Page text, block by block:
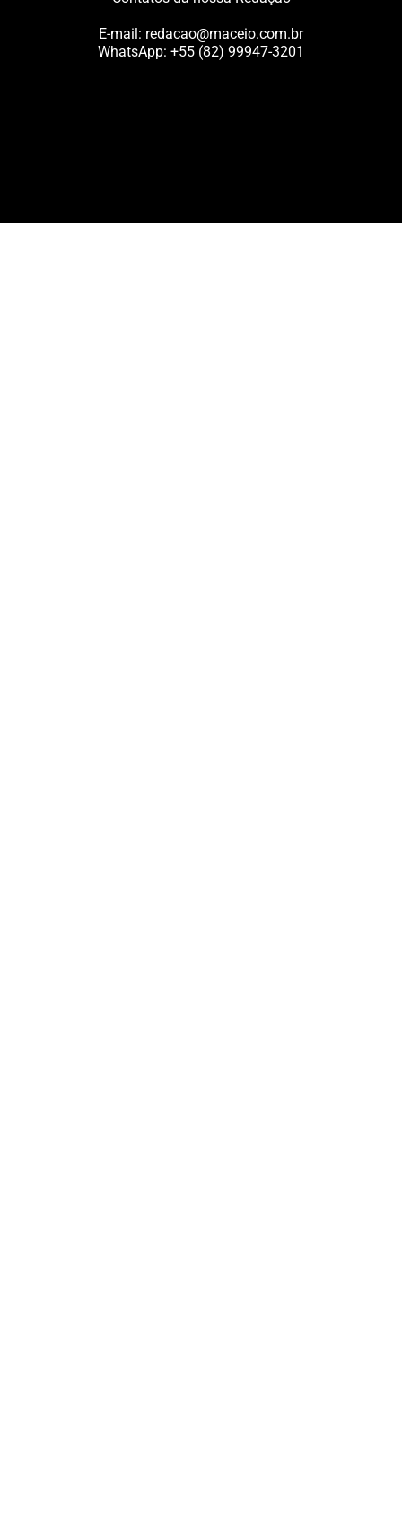
E-mail: redacao@maceio.com.br
WhatsApp: +55 (82) 99947-3201